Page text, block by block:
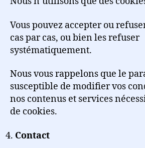
Vous pouvez accepter ou
cas par cas, ou bien les refuser
systématiquement.
Nous vous rappelons que le
susceptible de modifier vos
nos contenus et services
de cookies.
Contact